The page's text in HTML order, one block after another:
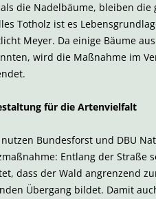
die Nadelbäume, bleiben die
Totholz ist es
Meyer. Da einige Bäume aus
wird die Maßnahme im
für die Artenvielfalt
Bundesforst und DBU
Entlang der Straße
dass der Wald angrenzend
Übergang bildet. Damit